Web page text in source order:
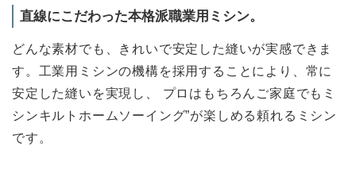
直線にこだわった本格派職業用ミシン。
どんな素材でも、きれいで安定した縫いが実感できま
す。工業用ミシンの機構を採用することにより、常に
安定した縫いを実現し、 プロはもちろんご家庭でもミ
シンキルトホームソーイング”が楽しめる頼れるミシン
です。